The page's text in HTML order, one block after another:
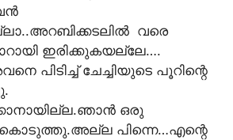
വരെ
ഇരിക്കുകയല്ലേ….
പിടിച്ച് ചേച്ചിയുടെ പൂറിന്റെ
ഒരു
പിന്നെ…എന്റെ